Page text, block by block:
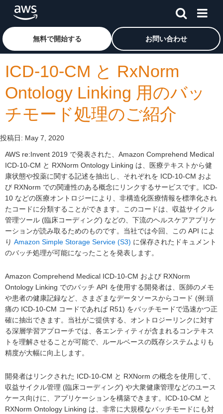
メインコンテンツに移動
アマゾン ウェブ サービスのホームページに戻るには、こ
無料で開始する お問い合わせ
ICD-10-CM と RxNorm
Ontology Linking 用のバッ
チモード処理のご紹介
投稿日: May 7, 2020
AWS re:Invent 2019 で発表された、Amazon Comprehend Medical
ICD-10-CM と RXNorm Ontology Linking は、医療テキストから健
康状態や投薬に関する記述を抽出し、それぞれを ICD-10-CM およ
び RXNorm での関連性のある概念にリンクするサービスです。ICD-
10 などの医療オントロジーにより、非構造化医療情報を標準化され
たコードに分類することができます。このコードは、収益サイクル
管理ツール (臨床コーディング) などの、下流のヘルスケアアプリケ
ーションが読み取るためのものです。当社では今回、この API によ
り Amazon Simple Storage Service (S3) に保存されたドキュメント
のバッチ処理が可能になったことを発表します。
Amazon Comprehend Medical ICD-10-CM および RXNorm
Ontology Linking でのバッチ API を使用する開発者は、医師のメモ
や患者の健康記録など、さまざまなデータソースからコード (例:頭
痛の ICD-10-CM コードであれば R51) をバッチモードで迅速かつ正
確に抽出できます。当社がご提供する、オントロジーリンクに対す
る深層学習アプローチでは、各エンティティが含まれるコンテキス
トを理解させることが可能で、ルールベースの既存システムよりも
精度が大幅に向上します。
開発者はリンクされた ICD-10-CM と RXNorm の概念を使用して、
収益サイクル管理 (臨床コーディング) や大衆健康管理などのユース
ケース向けに、アプリケーションを構築できます。ICD-10-CM と
RXNorm Ontology Linking は、非常に大規模なバッチモードにも対